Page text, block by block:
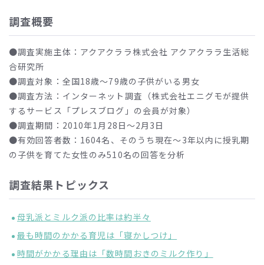
調査概要
●調査実施主体：アクアクララ株式会社 アクアクララ生活総
合研究所
●調査対象：全国18歳～79歳の子供がいる男女
●調査方法：インターネット調査（株式会社エニグモが提供
するサービス「プレスブログ」の会員が対象）
●調査期間：2010年1月28日～2月3日
●有効回答者数：1604名、そのうち現在～3年以内に授乳期
の子供を育てた女性のみ510名の回答を分析
調査結果トピックス
母乳派とミルク派の比率は約半々
最も時間のかかる育児は「寝かしつけ」
時間がかかる理由は「数時間おきのミルク作り」